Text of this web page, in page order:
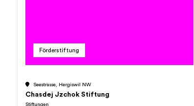
Förderstiftung
Seestrasse, Hergiswil NW
Chasdej Jzchok Stiftung
Stiftungen